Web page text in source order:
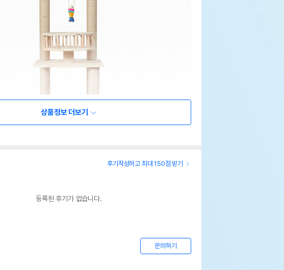
상품정보 더보기
후기작성하고 최대 150점 받기
등록된 후기가 없습니다.
문의하기